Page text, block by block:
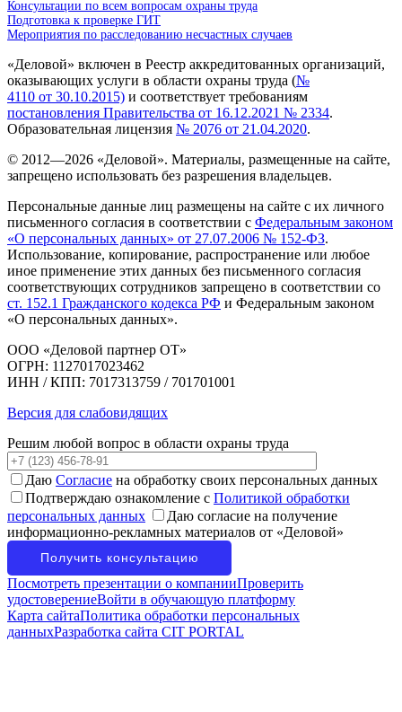
Консультации по всем вопросам охраны труда
Подготовка к проверке ГИТ
Мероприятия по расследованию несчастных случаев
«Деловой» включен в Реестр аккредитованных организаций,
оказывающих услуги в области охраны труда (№
4110 от 30.10.2015) и соответствует требованиям
постановления Правительства от 16.12.2021 № 2334.
Образовательная лицензия № 2076 от 21.04.2020.
© 2012—2026 «Деловой». Материалы, размещенные на сайте,
запрещено использовать без разрешения владельцев.
Персональные данные лиц размещены на сайте с их личного
письменного согласия в соответствии с Федеральным законом
«О персональных данных» от 27.07.2006 № 152-ФЗ.
Использование, копирование, распространение или любое
иное применение этих данных без письменного согласия
соответствующих сотрудников запрещено в соответствии со
ст. 152.1 Гражданского кодекса РФ и Федеральным законом
«О персональных данных».
ООО «Деловой партнер ОТ»
ОГРН: 1127017023462
ИНН / КПП: 7017313759 / 701701001
Версия для слабовидящих
Решим любой вопрос в области охраны труда
Даю Согласие на обработку своих персональных данных
Подтверждаю ознакомление с Политикой обработки
персональных данных
Даю согласие на получение
информационно-рекламных материалов от «Деловой»
Посмотреть презентации о компанииПроверить
удостоверениеВойти в обучающую платформу
Карта сайтаПолитика обработки персональных
данныхРазработка сайта CIT PORTAL